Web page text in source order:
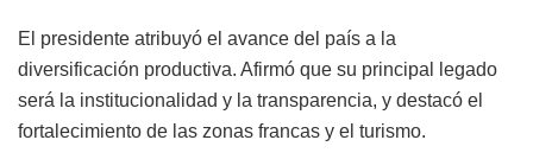
El presidente atribuyó el avance del país a la
diversificación productiva. Afirmó que su principal legado
será la institucionalidad y la transparencia, y destacó el
fortalecimiento de las zonas francas y el turismo.